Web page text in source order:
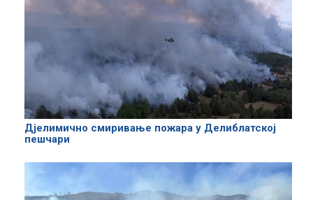
Дјелимично смиривање пожара у Делиблатској
пешчари